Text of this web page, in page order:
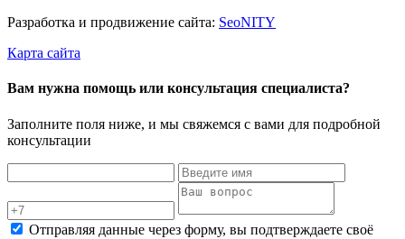
Разработка и продвижение сайта: SeoNITY
Карта сайта
Вам нужна помощь или консультация специалиста?
Заполните поля ниже, и мы свяжемся с вами для подробной
консультации
Отправляя данные через форму, вы подтверждаете своё